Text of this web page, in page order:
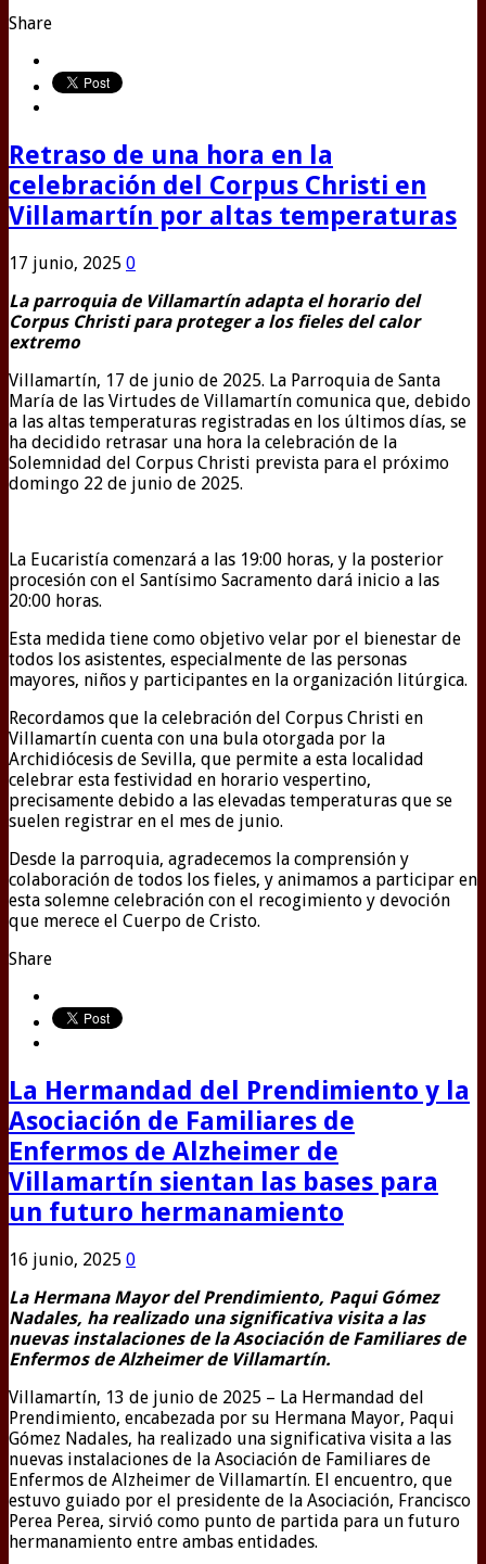
Share
Retraso de una hora en la
celebración del Corpus Christi en
Villamartín por altas temperaturas
17 junio, 2025 0
La parroquia de Villamartín adapta el horario del
Corpus Christi para proteger a los fieles del calor
extremo
Villamartín, 17 de junio de 2025. La Parroquia de Santa
María de las Virtudes de Villamartín comunica que, debido
a las altas temperaturas registradas en los últimos días, se
ha decidido retrasar una hora la celebración de la
Solemnidad del Corpus Christi prevista para el próximo
domingo 22 de junio de 2025.
La Eucaristía comenzará a las 19:00 horas, y la posterior
procesión con el Santísimo Sacramento dará inicio a las
20:00 horas.
Esta medida tiene como objetivo velar por el bienestar de
todos los asistentes, especialmente de las personas
mayores, niños y participantes en la organización litúrgica.
Recordamos que la celebración del Corpus Christi en
Villamartín cuenta con una bula otorgada por la
Archidiócesis de Sevilla, que permite a esta localidad
celebrar esta festividad en horario vespertino,
precisamente debido a las elevadas temperaturas que se
suelen registrar en el mes de junio.
Desde la parroquia, agradecemos la comprensión y
colaboración de todos los fieles, y animamos a participar en
esta solemne celebración con el recogimiento y devoción
que merece el Cuerpo de Cristo.
Share
La Hermandad del Prendimiento y la
Asociación de Familiares de
Enfermos de Alzheimer de
Villamartín sientan las bases para
un futuro hermanamiento
16 junio, 2025 0
La Hermana Mayor del Prendimiento, Paqui Gómez
Nadales, ha realizado una significativa visita a las
nuevas instalaciones de la Asociación de Familiares de
Enfermos de Alzheimer de Villamartín.
Villamartín, 13 de junio de 2025 – La Hermandad del
Prendimiento, encabezada por su Hermana Mayor, Paqui
Gómez Nadales, ha realizado una significativa visita a las
nuevas instalaciones de la Asociación de Familiares de
Enfermos de Alzheimer de Villamartín. El encuentro, que
estuvo guiado por el presidente de la Asociación, Francisco
Perea Perea, sirvió como punto de partida para un futuro
hermanamiento entre ambas entidades.